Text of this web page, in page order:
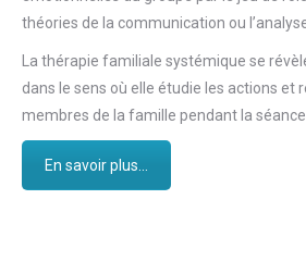
théories de la communication ou
La thérapie familiale systémique se
dans le sens où elle étudie les actions et
membres de la famille pendant la
En savoir plus...